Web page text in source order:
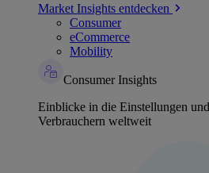
Market Insights entdecken
Consumer
eCommerce
Mobility
Consumer Insights
Einblicke in die Einstellungen
Verbrauchern weltweit